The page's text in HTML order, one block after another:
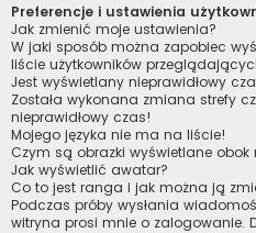
Preferencje i ustawienia
Jak zmienić moje ustawienia?
W jaki sposób można zapobiec
liście użytkowników
Jest wyświetlany nieprawidłowy
Została wykonana zmiana strefy
nieprawidłowy czas!
Mojego języka nie ma na liście!
Czym są obrazki wyświetlane obok
Jak wyświetlić awatar?
Co to jest ranga i jak można ją
Podczas próby wysłania
witryna prosi mnie o zalogowanie.